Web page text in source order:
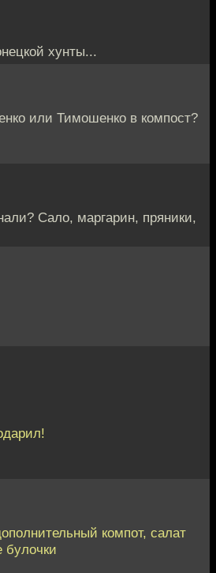
хунты...
или Тимошенко в компост?
Сало, маргарин, пряники,
компот, салат
булочки